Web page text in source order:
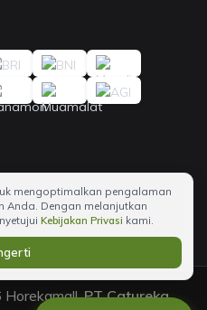
PT Catureka
mengoptimalkan pengalaman
Anda. Dengan melanjutkan
Kebijakan Privasi kami.